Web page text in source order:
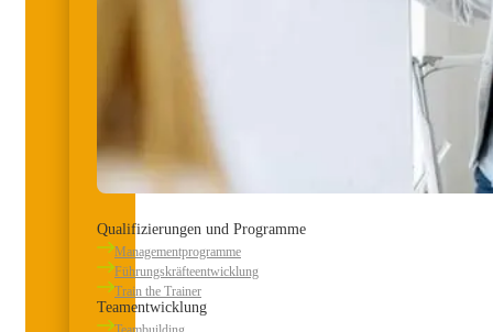
Qualifizierungen und Programme
Managementprogramme
Führungskräfteentwicklung
Train the Trainer
Teamentwicklung